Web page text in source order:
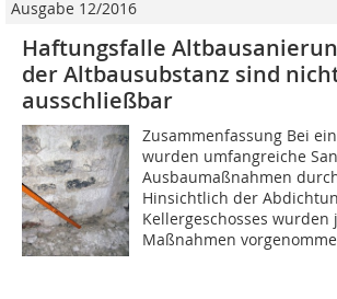
Ausgabe 12/2016
Haftungsfalle
der Altbausubstanz sind
ausschließbar
Zusammenfassung Bei
wurden umfangreiche
Ausbaumaßnahmen
Hinsichtlich der
Kellergeschosses wurden
Maßnahmen